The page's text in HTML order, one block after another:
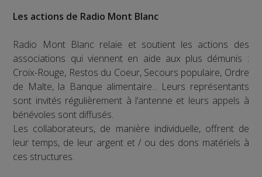
Les actions de Radio Mont Blanc
Radio Mont Blanc relaie et soutient les actions des
associations qui viennent en aide aux plus démunis :
Croix-Rouge, Restos du Coeur, Secours populaire, Ordre
de Malte, la Banque alimentaire... Leurs représentants
sont invités régulièrement à l’antenne et leurs appels à
bénévoles sont diffusés.
Les collaborateurs, de manière individuelle, offrent de
leur temps, de leur argent et / ou des dons matériels à
ces structures.